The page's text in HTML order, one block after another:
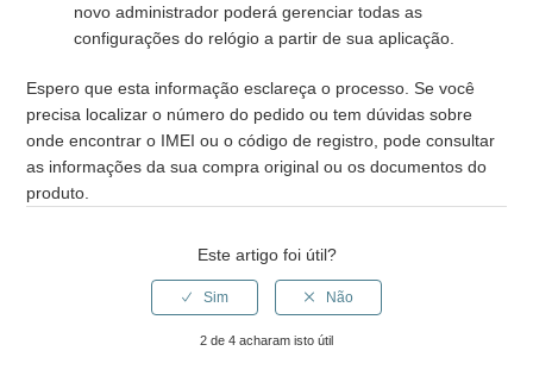
novo administrador poderá gerenciar todas as
configurações do relógio a partir de sua aplicação.
Espero que esta informação esclareça o processo. Se você
precisa localizar o número do pedido ou tem dúvidas sobre
onde encontrar o IMEI ou o código de registro, pode consultar
as informações da sua compra original ou os documentos do
produto.
Este artigo foi útil?
2 de 4 acharam isto útil